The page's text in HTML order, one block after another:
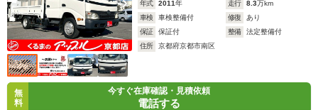
年式 2011年 走行 8.3万km
車検
車検整備付 修復
あり
保証
保証付 整備
法定整備付
住所
京都府京都市南区
無
料
今すぐ在庫確認・見積依頼
電話する